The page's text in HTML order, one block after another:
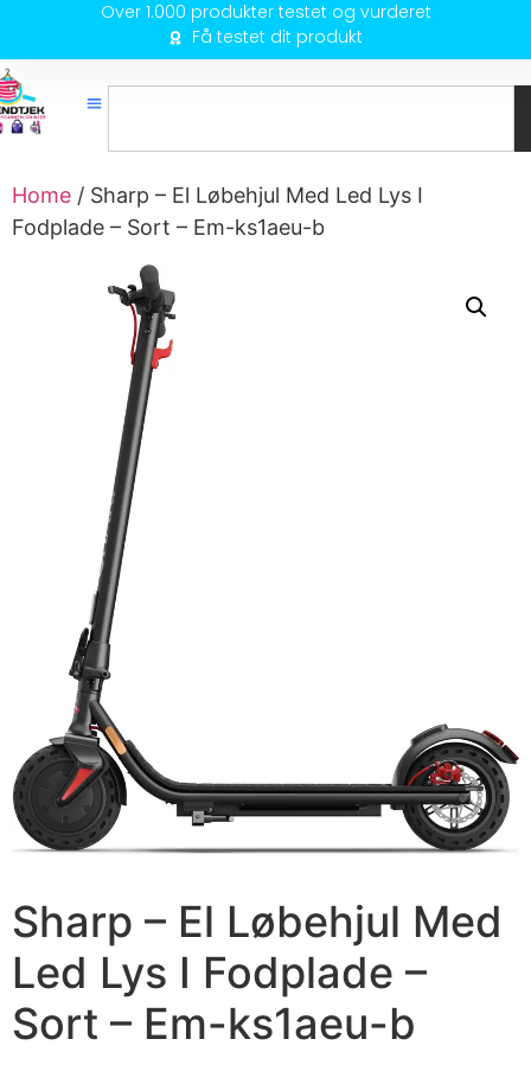
Over 1.000 produkter testet og vurderet
Få testet dit produkt
Home / Sharp – El Løbehjul Med Led Lys I
Fodplade – Sort – Em-ks1aeu-b
Sharp – El Løbehjul Med
Led Lys I Fodplade –
Sort – Em-ks1aeu-b